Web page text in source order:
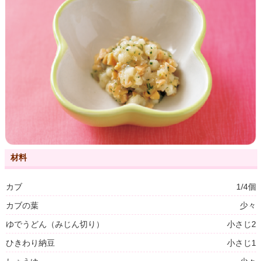
材料
カブ
1/4個
カブの葉
少々
ゆでうどん（みじん切り）
小さじ2
ひきわり納豆
小さじ1